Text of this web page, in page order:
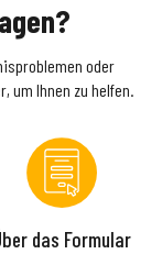
oder
um Ihnen zu helfen.
das Formular